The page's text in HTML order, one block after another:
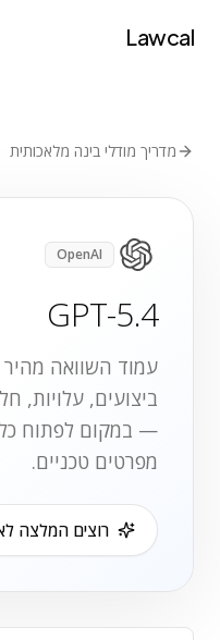
Lawcal
מדריך מודלי בינה מלאכותית
OpenAI
GPT-5.4
עמוד השוואה
ביצועים, עלויות,
— במקום לפתוח
מפרטים טכניים.
רוצים המלצה